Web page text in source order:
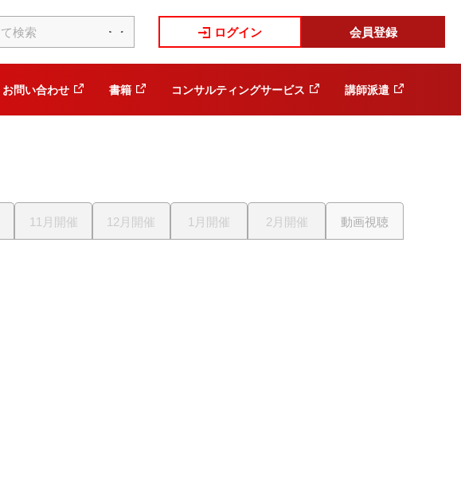
ログイン 会員登録
お問い合わせ 書籍 コンサルティングサービス 講師派遣
11月開催 12月開催 1月開催 2月開催 動画視聴